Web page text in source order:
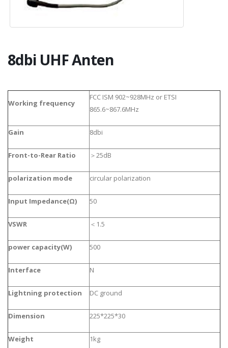
8dbi UHF Anten
Working frequency
FCC ISM 902~928MHz or ETSI
865.6~867.6MHz
Gain 8dbi
Front-to-Rear Ratio ＞25dB
polarization mode circular polarization
Input Impedance(Ω) 50
VSWR ＜1.5
power capacity(W) 500
Interface N
Lightning protection DC ground
Dimension 225*225*30
Weight 1kg